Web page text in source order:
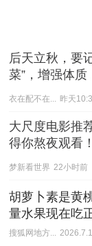
后天立秋，要
菜”，增强体
衣在配不在... 昨天
大尺度电影推
得你熬夜观看！
梦新看世界 22小时前
胡萝卜素是黄
量水果现在吃
搜狐网地方...